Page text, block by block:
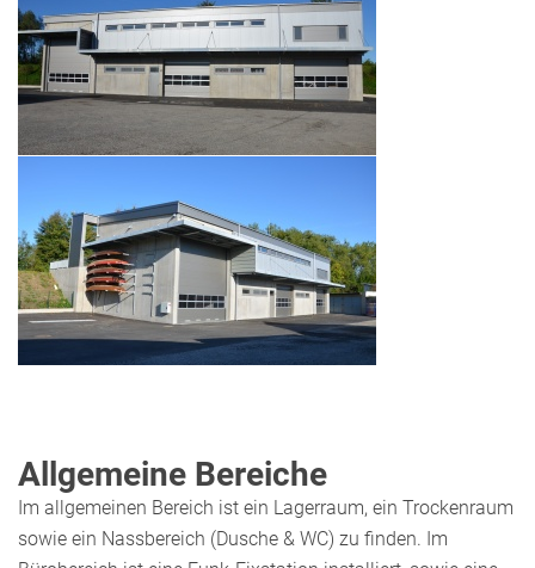
Allgemeine Bereiche
Im allgemeinen Bereich ist ein Lagerraum, ein Trockenraum
sowie ein Nassbereich (Dusche & WC) zu finden. Im